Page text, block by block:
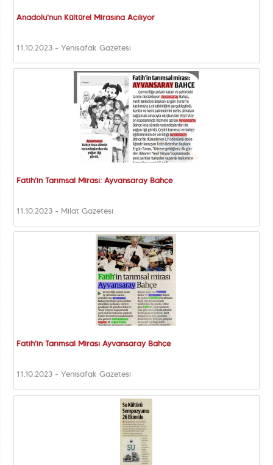
Anadolu'nun Kültürel Mirasına Açılıyor
11.10.2023 - Yenişafak Gazetesi
Fatih'in Tarımsal Mirası: Ayvansaray Bahçe
11.10.2023 - Milat Gazetesi
Fatih'in Tarımsal Mirası Ayvansaray Bahçe
11.10.2023 - Yenişafak Gazetesi